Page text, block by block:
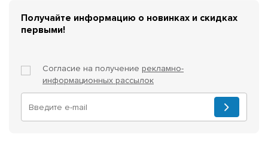
Получайте информацию о новинках и скидках
первыми!
Согласие на получение рекламно-
информационных рассылок